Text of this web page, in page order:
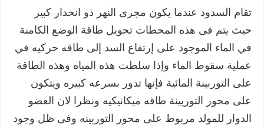
تقام السدود عندما يكون مجرى النهر ذو انحدار كبير
حيث يتم فى هذه المحطات تحويل طاقة الوضع الكامنة
في الماء الموجود على إرتفاع السد إلى طاقه حركيه في
عملية سقوط الماء وإذا سلطت هذه المياه وهذه الطاقة
على التوربينة المائية فإنها تدور بسرعه كبيره ويتكون
على محور التوربينة طاقه ميكانيكيه ونظرا لان العضو
الدوار للمولد مربوط على محور التوربينه وفى ظل وجود